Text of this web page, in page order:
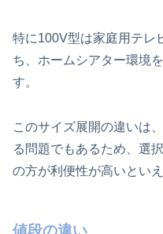
特に100V型は家庭用テレ
ち、ホームシアター環境
す。
このサイズ展開の違いは
る問題でもあるため、選
の方が利便性が高いといえ
値段の違い